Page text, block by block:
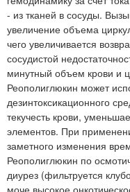
- из тканей в сосуды.
увеличение объема
чего увеличивается
сосудистой
минутный объем крови и
Реополиглюкин может
дезинтоксикационного
текучесть крови,
элементов. При
заметного изменения
Реополиглюкин по
диурез (фильтруется
моче высокое